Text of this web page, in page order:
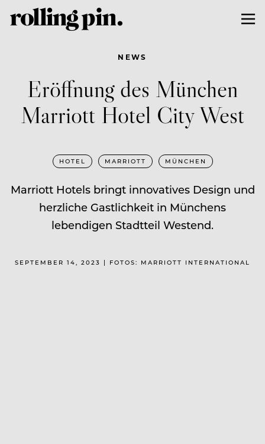
NEWS
Eröffnung des München
Marriott Hotel City West
HOTEL MARRIOTT MÜNCHEN
Marriott Hotels bringt innovatives Design und
herzliche Gastlichkeit in Münchens
lebendigen Stadtteil Westend.
SEPTEMBER 14, 2023 | FOTOS: MARRIOTT INTERNATIONAL